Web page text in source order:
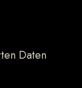
Daten